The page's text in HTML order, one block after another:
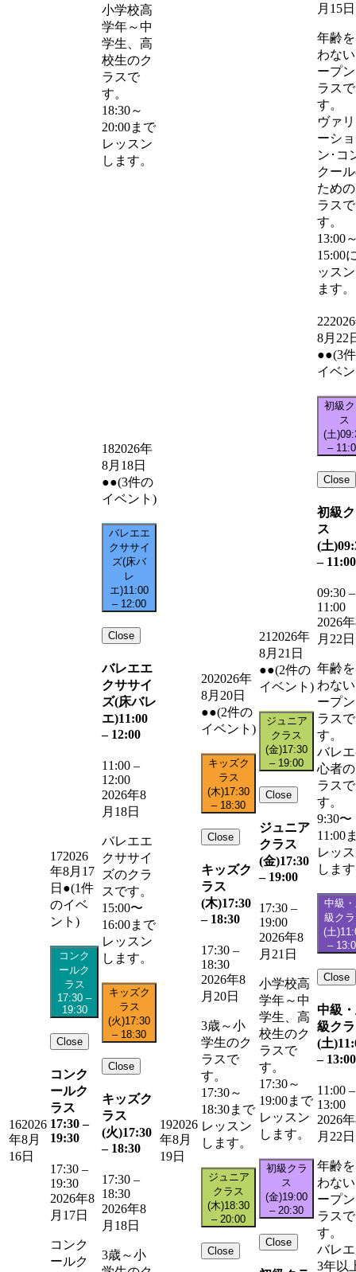
小学校高
学年～中
学生、高
校生のク
ラスで
す。
18:30～
20:00まで
レッスン
します。
月15日
年齢
わな
ープ
ラスで
す。
ヴァ
ーショ
ン･コ
クー
ため
ラスで
す。
13:00
15:00
ッス
ます。
162026
年8月
16日
172026
年8月17
日 ●(1件
のイベ
ント)
コンク
ールク
ラス
17:30 –
19:30
Close
コンク
ールク
ラス
17:30 –
19:30
17:30 –
19:30
2026年8
月17日
コンク
ールク
182026年
8月18日
●●(3件の
イベント)
バレエエ
クササイ
ズ(床バ
レ
エ)11:00
– 12:00
Close
バレエエ
クササイ
ズ(床バレ
エ)11:00
– 12:00
11:00 –
12:00
2026年8
月18日
バレエエ
クササイ
ズのクラ
スです。
15:00〜
16:00まで
レッスン
します。
キッズク
ラス
(火)17:30
– 18:30
Close
キッズク
ラス
(火)17:30
– 18:30
17:30 –
18:30
2026年8
月18日
3歳～小
192026
年8月
19日
202026年
8月20日
●●(2件の
イベント)
キッズク
ラス
(木)17:30
– 18:30
Close
キッズク
ラス
(木)17:30
– 18:30
17:30 –
18:30
2026年8
月20日
3歳～小
学生のク
ラスで
す。
17:30～
18:30まで
レッスン
します。
ジュニア
クラス
(木)18:30
– 20:00
Close
21 2026年
8月21日
●●(2件の
イベント)
ジュニア
クラス
(金)17:30
– 19:00
Close
ジュニア
クラス
(金)17:30
– 19:00
17:30 –
19:00
2026年8
月21日
小学校高
学年～中
学生、高
校生のク
ラスで
す。
17:30～
19:00まで
レッスン
します。
初級クラ
ス
(金)19:00
– 20:30
Close
22
8月22
●●(3
イベ
初級
ス
(土)
–
Close
初級
ス
(土)
– 11:00
09:30 –
11:00
2026
月22日
年齢
わな
ープ
ラスで
す。
バレ
心者
ラスで
す。
9:30〜
11:00
レッ
しま
中級
級ク
(土)
–
Close
中級
級ク
(土)
– 13:00
11:00 –
13:00
2026
月22日
年齢
わな
ープ
ラスで
す。
バレ
3年以